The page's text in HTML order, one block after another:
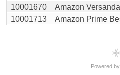
10001670
Amazon
10001713
Amazon Prime
Powered